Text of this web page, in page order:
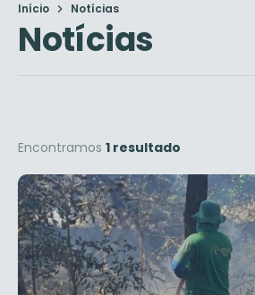
Início Notícias
Notícias
Encontramos 1 resultado